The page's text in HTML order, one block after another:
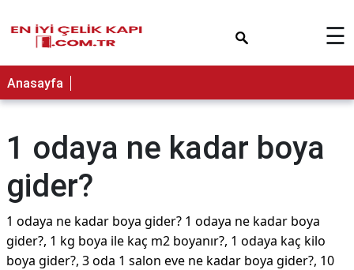
☰
Anasayfa
1 odaya ne kadar boya
gider?
1 odaya ne kadar boya gider? 1 odaya ne kadar boya
gider?, 1 kg boya ile kaç m2 boyanır?, 1 odaya kaç kilo
boya gider?, 3 oda 1 salon eve ne kadar boya gider?, 10